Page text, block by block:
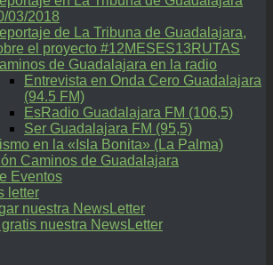
03/2018
de La Tribuna de Guadalajara,
el proyecto #12MESES13RUTAS
de Guadalajara en la radio
Entrevista en Onda Cero Guadalajara
(94.5 FM)
EsRadio Guadalajara FM (106,5)
Ser Guadalajara FM (95,5)
en la «Isla Bonita» (La Palma)
Caminos de Guadalajara
Eventos
letter
nuestra NewsLetter
nuestra NewsLetter